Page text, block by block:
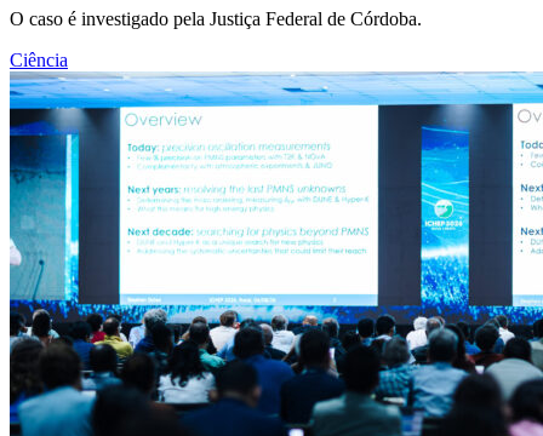
O caso é investigado pela Justiça Federal de Córdoba.
Ciência